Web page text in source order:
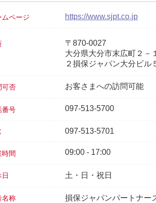
ムページ https://www.sjpt.co.jp
〒870-0027
大分県大分市末広町２－
２損保ジャパン大分ビル
可否 お客さまへの訪問可能
番号 097-513-5700
097-513-5701
時間 09:00 - 17:00
日 土・日・祝日
名称
損保ジャパンパートナー